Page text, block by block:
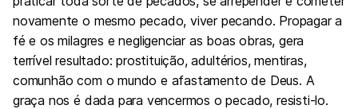
novamente o mesmo pecado, viver pecando. Propagar a
fé e os milagres e negligenciar as boas obras, gera
terrível resultado: prostituição, adultérios, mentiras,
comunhão com o mundo e afastamento de Deus. A
graça nos é dada para vencermos o pecado, resisti-lo.